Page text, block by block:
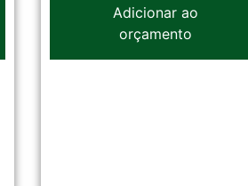
Adicionar ao
orçamento